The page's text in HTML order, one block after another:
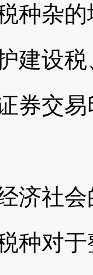
种杂
建设
券交
社会
种对